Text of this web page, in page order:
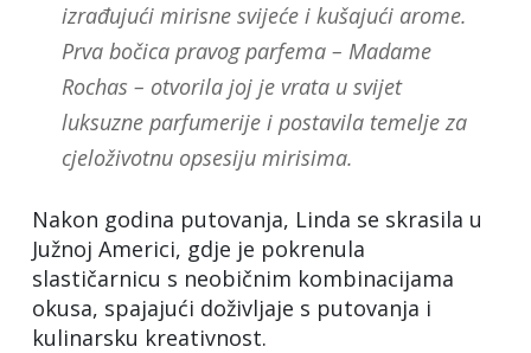
izrađujući mirisne svijeće i kušajući arome.
Prva bočica pravog parfema – Madame
Rochas – otvorila joj je vrata u svijet
luksuzne parfumerije i postavila temelje za
cjeloživotnu opsesiju mirisima.
Nakon godina putovanja, Linda se skrasila u
Južnoj Americi, gdje je pokrenula
slastičarnicu s neobičnim kombinacijama
okusa, spajajući doživljaje s putovanja i
kulinarsku kreativnost.